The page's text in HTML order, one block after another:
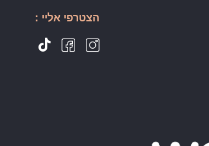
הצטרפי אליי :